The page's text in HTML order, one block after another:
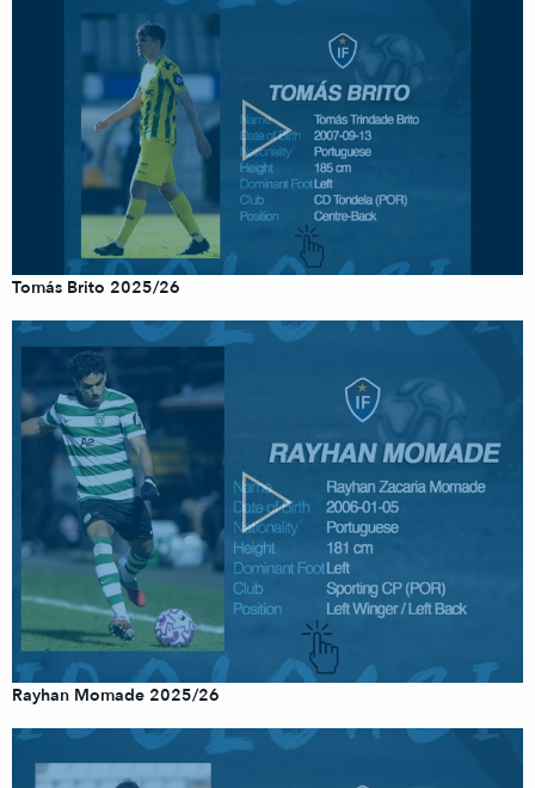
Tomás Brito 2025/26
Rayhan Momade 2025/26